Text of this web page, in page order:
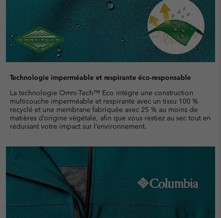
Technologie imperméable et respirante éco-responsable
La technologie Omni-Tech™ Eco intègre une construction
multicouche imperméable et respirante avec un tissu 100 %
recyclé et une membrane fabriquée avec 25 % au moins de
matières d’origine végétale, afin que vous restiez au sec tout en
réduisant votre impact sur l’environnement.